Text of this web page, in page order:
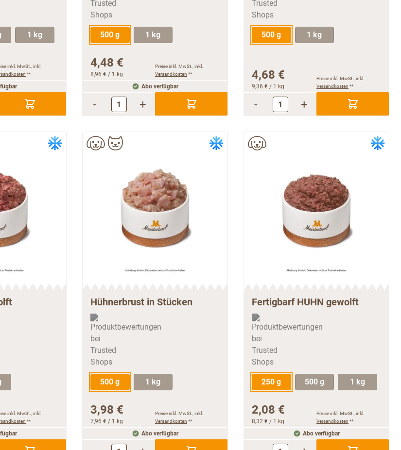
1 kg
inkl. MwSt., inkl.
**
500 g 1 kg
4,48 €
8,96 € / 1 kg
Preise inkl. MwSt., inkl.
Versandkosten **
Abo verfügbar
- +
500 g 1 kg
4,68 €
9,36 € / 1 kg
Preise inkl. MwSt., inkl.
Versandkosten **
- +
inkl. MwSt., inkl.
**
Hühnerbrust in Stücken
500 g 1 kg
3,98 €
7,96 € / 1 kg
Preise inkl. MwSt., inkl.
Versandkosten **
Abo verfügbar
Fertigbarf HUHN gewolft
250 g 500 g 1 kg
2,08 €
8,32 € / 1 kg
Preise inkl. MwSt., inkl.
Versandkosten **
Abo verfügbar